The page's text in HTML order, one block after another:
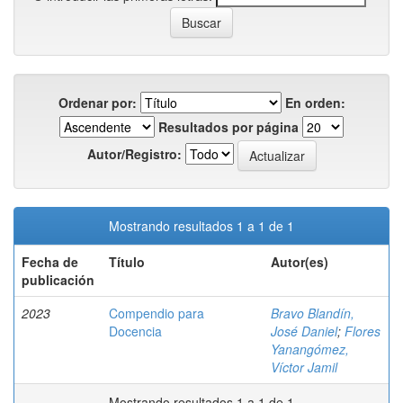
Ordenar por:
En orden:
Resultados por página
Autor/Registro:
Mostrando resultados 1 a 1 de 1
Fecha de
publicación
Título Autor(es)
2023
Compendio para
Docencia
Bravo Blandín,
José Daniel; Flores
Yanangómez,
Víctor Jamil